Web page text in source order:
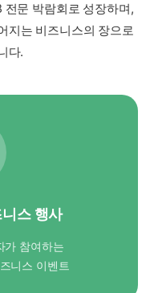
문 박람회로 성장하며,
지는 비즈니스의 장으로
다.
스 행사
가 참여하는
니스 이벤트